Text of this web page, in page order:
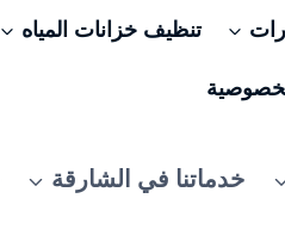
تنظيف خزانات المياه
خدماتنا في الشارقة